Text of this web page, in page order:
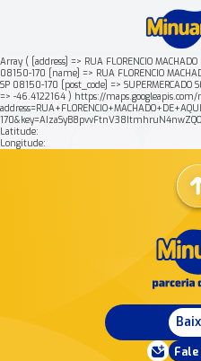
Array ( [address] => RUA FLORENCIO
08150-170 [name] => RUA FLORENCIO
SP 08150-170 [post_code] =>
=> -46.4122164 ) https://maps.googleapis.com/
Latitude:
Longitude:
Fale
Mais buscados: Produtos
Nossa história